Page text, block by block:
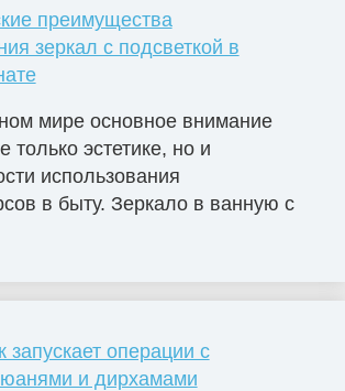
преимущества
зеркал с подсветкой в
мире основное внимание
только эстетике, но и
использования
в быту. Зеркало в ванную с
запускает операции с
и дирхамами